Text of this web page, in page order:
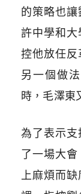
的策略也
許中學和大
控他放任
另一個做
時，毛澤東
為了表示支
了一場大
上麻煩而